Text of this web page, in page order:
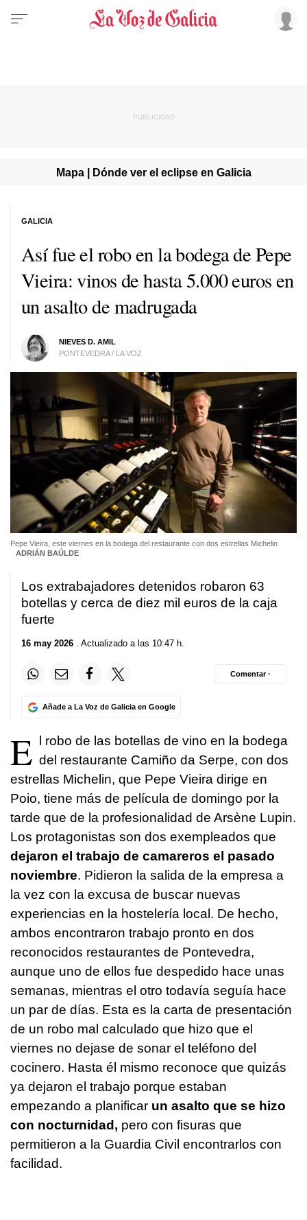
Mapa | Dónde ver el eclipse en Galicia
Así fue el robo en la bodega de Pepe
Vieira: vinos de hasta 5.000 euros en
un asalto de madrugada
NIEVES D. AMIL
PONTEVEDRA / LA VOZ
GALICIA
Pepe Vieira, este viernes en la bodega del restaurante con dos estrellas Michelin
ADRIÁN BAÚLDE
Los extrabajadores detenidos robaron 63
botellas y cerca de diez mil euros de la caja
fuerte
16 may 2026 . Actualizado a las 10:47 h.
Añade a La Voz de Galicia en Google
Comentar ·
E
l robo de las botellas de vino en la bodega
del restaurante Camiño da Serpe, con dos
estrellas Michelin, que Pepe Vieira dirige en
Poio, tiene más de película de domingo por la
tarde que de la profesionalidad de Arsène Lupin.
Los protagonistas son dos exempleados que
dejaron el trabajo de camareros el pasado
noviembre. Pidieron la salida de la empresa a
la vez con la excusa de buscar nuevas
experiencias en la hostelería local. De hecho,
ambos encontraron trabajo pronto en dos
reconocidos restaurantes de Pontevedra,
aunque uno de ellos fue despedido hace unas
semanas, mientras el otro todavía seguía hace
un par de días. Esta es la carta de presentación
de un robo mal calculado que hizo que el
viernes no dejase de sonar el teléfono del
cocinero. Hasta él mismo reconoce que quizás
ya dejaron el trabajo porque estaban
empezando a planificar un asalto que se hizo
con nocturnidad, pero con fisuras que
permitieron a la Guardia Civil encontrarlos con
facilidad.